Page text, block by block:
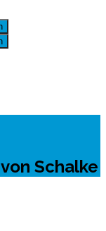
Schalke